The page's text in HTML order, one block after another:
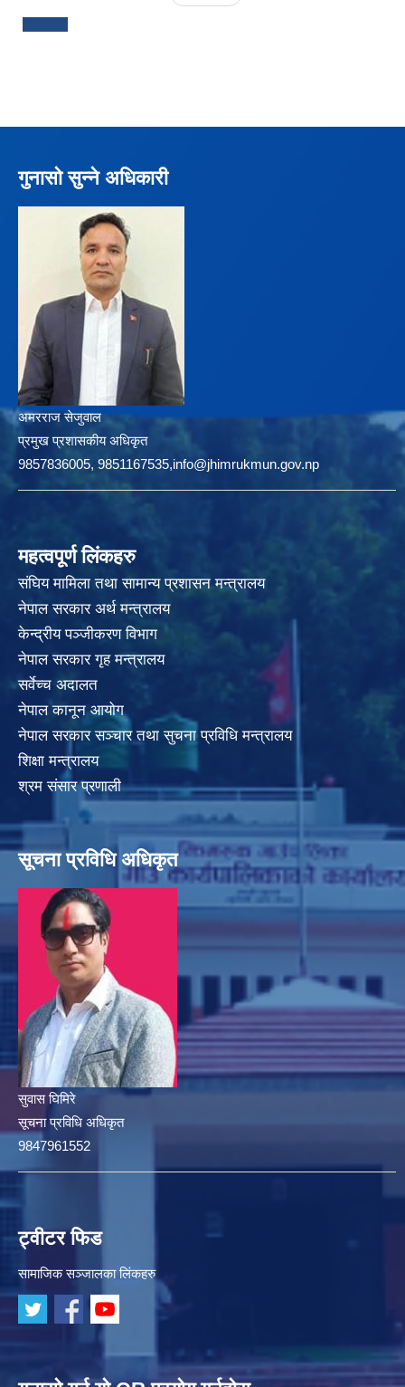
गुनासो सुन्ने अधिकारी
अमरराज सेजुवाल
प्रमुख प्रशासकीय अधिकृत
9857836005, 9851167535,info@jhimrukmun.gov.np
महत्वपूर्ण लिंकहरु
संघिय मामिला तथा सामान्य प्रशासन मन्त्रालय
नेपाल सरकार अर्थ मन्त्रालय
केन्द्रीय पञ्जीकरण विभाग
नेपाल सरकार गृह मन्त्रालय
सर्वेच्च अदालत
नेपाल कानून आयोग
नेपाल सरकार सञ्चार तथा सुचना प्रविधि मन्त्रालय
शिक्षा मन्त्रालय
श्रम संसार प्रणाली
सूचना प्रविधि अधिकृत
सुवास घिमिरे
सूचना प्रविधि अधिकृत
9847961552
ट्वीटर फिड
सामाजिक सञ्जालका लिंकहरु